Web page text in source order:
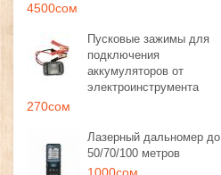
4500сом
Пусковые зажимы для
подключения
аккумуляторов от
электроинструмента
270сом
Лазерный дальномер до
50/70/100 метров